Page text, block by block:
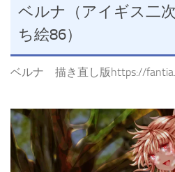
ベルナ（アイギス二
ち絵86）
ベルナ 描き直し版https://